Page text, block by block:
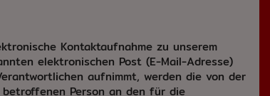
Kontaktaufnahme zu unserem
elektronischen Post (E-Mail-Adresse)
aufnimmt, werden die von der
Person an den für die